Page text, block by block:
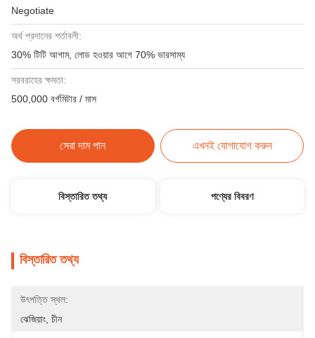
Negotiate
অর্থ প্রদানের শর্তাবলী:
30% টিটি আগাম, লোড হওয়ার আগে 70% ভারসাম্য
সরবরাহের ক্ষমতা:
500,000 বর্গমিটার / মাস
সেরা দাম পান এখনই যোগাযোগ করুন
বিস্তারিত তথ্য পণ্যের বিবরণ
বিস্তারিত তথ্য
উৎপত্তি স্থল:
ঝেজিয়াং, চীন